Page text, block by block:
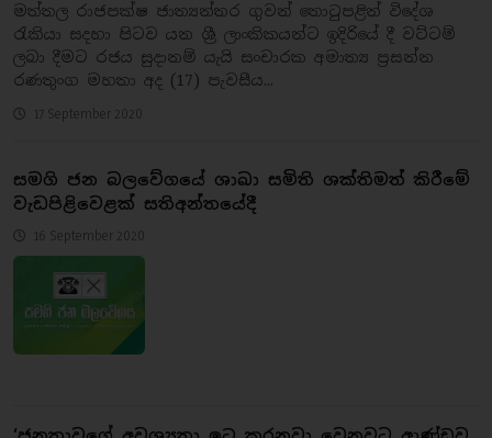
මත්තල රාජපක්ෂ ජාත්‍යන්තර ගුවන් තොටුපළින් විදේශ
රැකියා සදහා පිටව යන ශ්‍රී ලාංකිකයන්ට ඉදිරියේ දී වට්ටම්
ලබා දීමට රජය සුදානම් යැයි සංචාරක අමාත්‍ය ප්‍රසන්න
රණතුංග මහතා අද (17) පැවසීය...
17 September 2020
සමගි ජන බලවේගයේ ශාඛා සමිති ශක්තිමත් කිරීමේ
වැඩපිළිවෙළක් සතිඅන්තයේදී
16 September 2020